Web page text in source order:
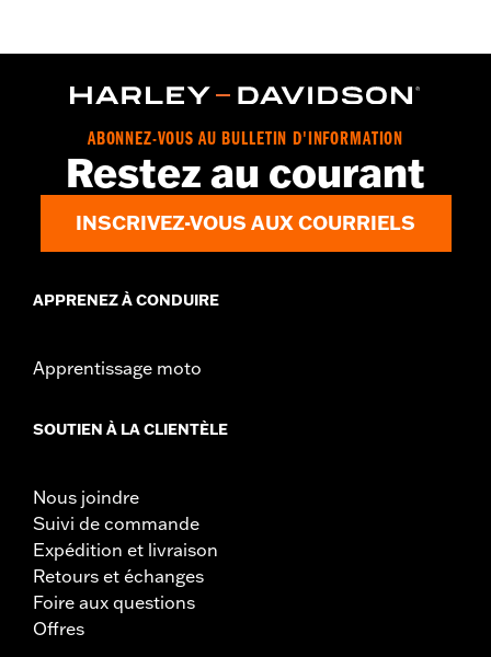
ABONNEZ-VOUS AU BULLETIN D'INFORMATION
Restez au courant
INSCRIVEZ-VOUS AUX COURRIELS
APPRENEZ À CONDUIRE
Apprentissage moto
SOUTIEN À LA CLIENTÈLE
Nous joindre
Suivi de commande
Expédition et livraison
Retours et échanges
Foire aux questions
Offres